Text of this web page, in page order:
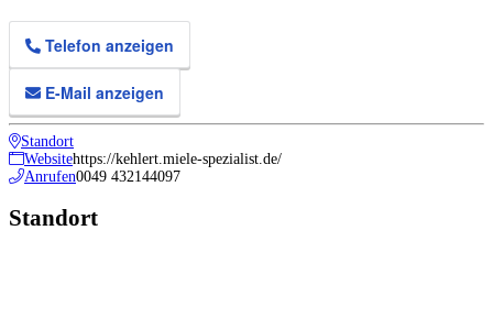
Telefon anzeigen
E-Mail anzeigen
Standort
Websitehttps://kehlert.miele-spezialist.de/
Anrufen0049 432144097
Standort